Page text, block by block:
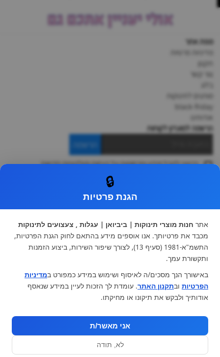
אולי יעניין אתכם גם
מפת אתר
צור קשר
מותגים לתינוקות
black-friday
אודותינו
הרשמה למועדון לקוחות
הרשמה
ברצוני לקבל מידע ופרסומות על הנחות וקולקציות חדשות
עגלות וטיולונים
כיסא בטיחות ואביזרים
ריהוט לתינוקות
מצעים למיטת תינוק וטקסטיל
צעצועי ילדים
על גלגלים
הנקה והאכלה
מוצרי אמבטיה
מוזמנים לבקר אותנו:
🔒
הגנת פרטיות
אתר חנות מוצרי תינוקות | ביביואן | עגלות , צעצועים לתינוקות
מכבד את פרטיותך. אנו אוספים מידע בהתאם לחוק הגנת הפרטיות,
התשמ"א-1981 (סעיף 13), לצורך שיפור השירות, ביצוע הזמנות
ותקשורת עמך.
באישורך הנך מסכים/ה לאיסוף ושימוש במידע כמפורט במדיניות
הפרטיות ובתקנון האתר. עומדת לך הזכות לעיין במידע שנאסף
אודותיך ולבקש את תיקונו או מחיקתו.
אני מאשר/ת
לא, תודה